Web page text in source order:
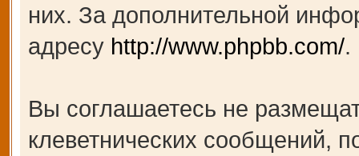
них. За дополнительной
адресу http://www.phpbb.com/.
Вы соглашаетесь не
клеветнических сообщений,